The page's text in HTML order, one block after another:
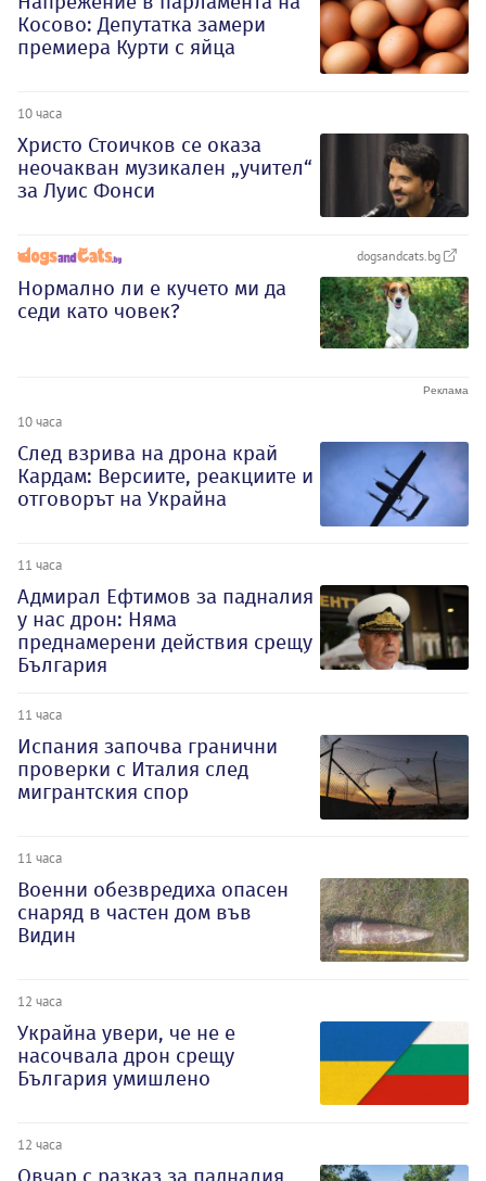
Косово: Депутатка замери
премиера Курти с яйца
10 часа
Христо Стоичков се оказа
неочакван музикален „учител“
за Луис Фонси
dogsandcats.bg
Нормално ли е кучето ми да
седи като човек?
10 часа
След взрива на дрона край
Кардам: Версиите, реакциите и
отговорът на Украйна
11 часа
Адмирал Ефтимов за падналия
у нас дрон: Няма
преднамерени действия срещу
България
11 часа
Испания започва гранични
проверки с Италия след
мигрантския спор
11 часа
Военни обезвредиха опасен
снаряд в частен дом във
Видин
12 часа
Украйна увери, че не е
насочвала дрон срещу
България умишлено
12 часа
Овчар с разказ за падналия